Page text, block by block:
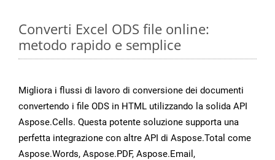
Converti Excel ODS file online:
metodo rapido e semplice
Migliora i flussi di lavoro di conversione dei documenti
convertendo i file ODS in HTML utilizzando la solida API
Aspose.Cells. Questa potente soluzione supporta una
perfetta integrazione con altre API di Aspose.Total come
Aspose.Words, Aspose.PDF, Aspose.Email,